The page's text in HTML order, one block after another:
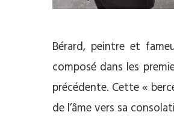
Bérard, peintre et
composé dans les
précédente. Cette «
de l’âme vers sa